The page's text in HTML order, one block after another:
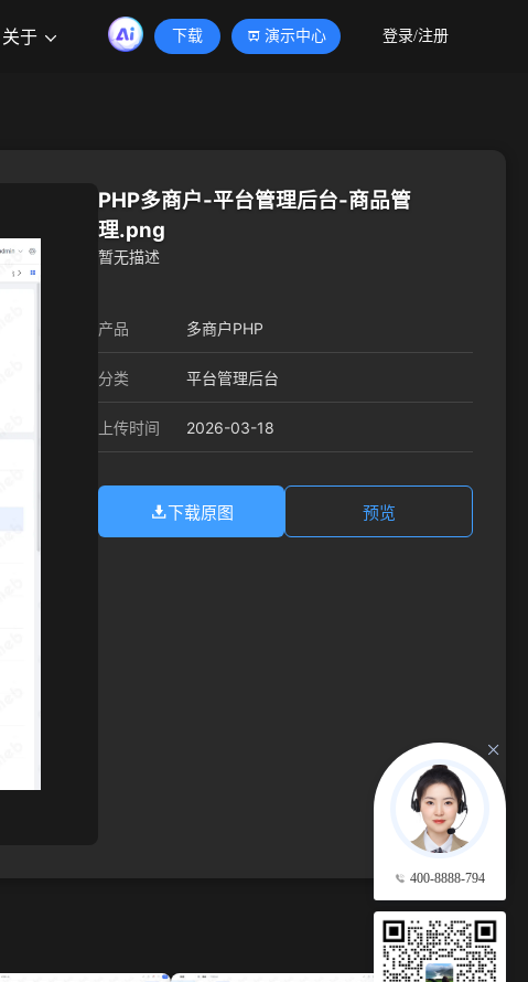
关于 下载 演示中心 登录/注册
400-8888-794
PHP多商户-平台管理后台-商品管
理.png
暂无描述
产品 多商户PHP
分类 平台管理后台
上传时间 2026-03-18
下载原图 预览
查看更多 →